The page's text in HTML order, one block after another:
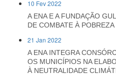
10 Fev 2022
A ENA E A FUNDAÇÃO
DE COMBATE À
21 Jan 2022
A ENA INTEGRA
OS MUNICÍPIOS NA
À NEUTRALIDADE